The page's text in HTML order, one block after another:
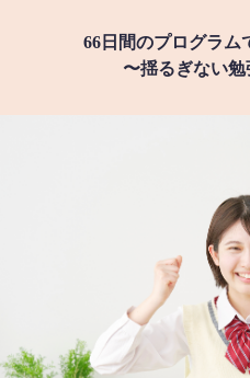
66日間のプログラム
〜揺るぎない